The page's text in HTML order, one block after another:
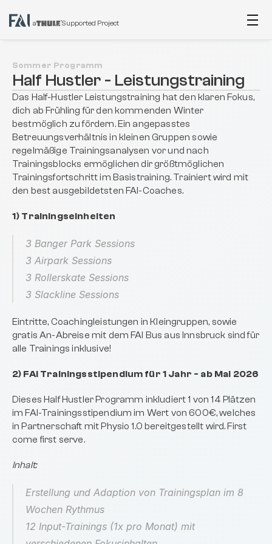
a Supported Project
Sommer Programm
Half Hustler - Leistungstraining
Das Half-Hustler Leistungstraining hat den klaren Fokus,
dich ab Frühling für den kommenden Winter
bestmöglich zu fördern. Ein angepasstes
Betreuungsverhältnis in kleinen Gruppen sowie
regelmäßige Trainingsanalysen vor und nach
Trainingsblocks ermöglichen dir größtmöglichen
Trainingsfortschritt im Basistraining. Trainiert wird mit
den best ausgebildetsten FAI-Coaches.
1) Trainingseinheiten
3 Banger Park Sessions
3 Airpark Sessions
3 Rollerskate Sessions
3 Slackline Sessions
Eintritte, Coachingleistungen in Kleingruppen, sowie
gratis An-Abreise mit dem FAI Bus aus Innsbruck sind für
alle Trainings inklusive!
2) FAI Trainingsstipendium für 1 Jahr - ab Mai 2026
Dieses Half Hustler Programm inkludiert 1 von 14 Plätzen
im FAI-Trainingsstipendium im Wert von 600€, welches
in Partnerschaft mit Physio 1.0 bereitgestellt wird. First
come first serve.
Inhalt:
Erstellung und Adaption von Trainingsplan im 8
Wochen Rythmus
12 Input-Trainings (1x pro Monat) mit